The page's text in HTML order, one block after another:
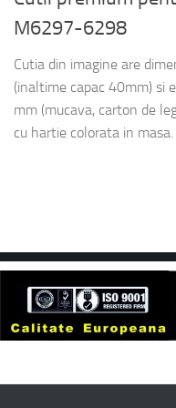
M6297-6298
Cutia din imagine are
(inaltime capac 40mm) si
mm (mucava, carton de
cu hartie colorata in masa.